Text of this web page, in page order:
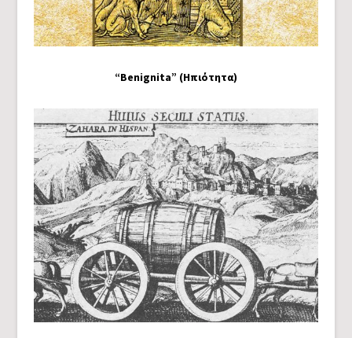
“Benignita” (Ηπιότητα)